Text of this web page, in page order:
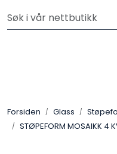
Velkommen til vår nye
Forsiden Glass
STØPEFORM MOSAIKK 4
Pulverglasur